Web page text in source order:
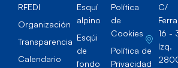
RFEDI
Organización
Transparencia
Calendario
Esquí
alpino
Esqúi
de
fondo
Política
de
Cookies
Política de
Privacidad
C/
16 -
Izq.